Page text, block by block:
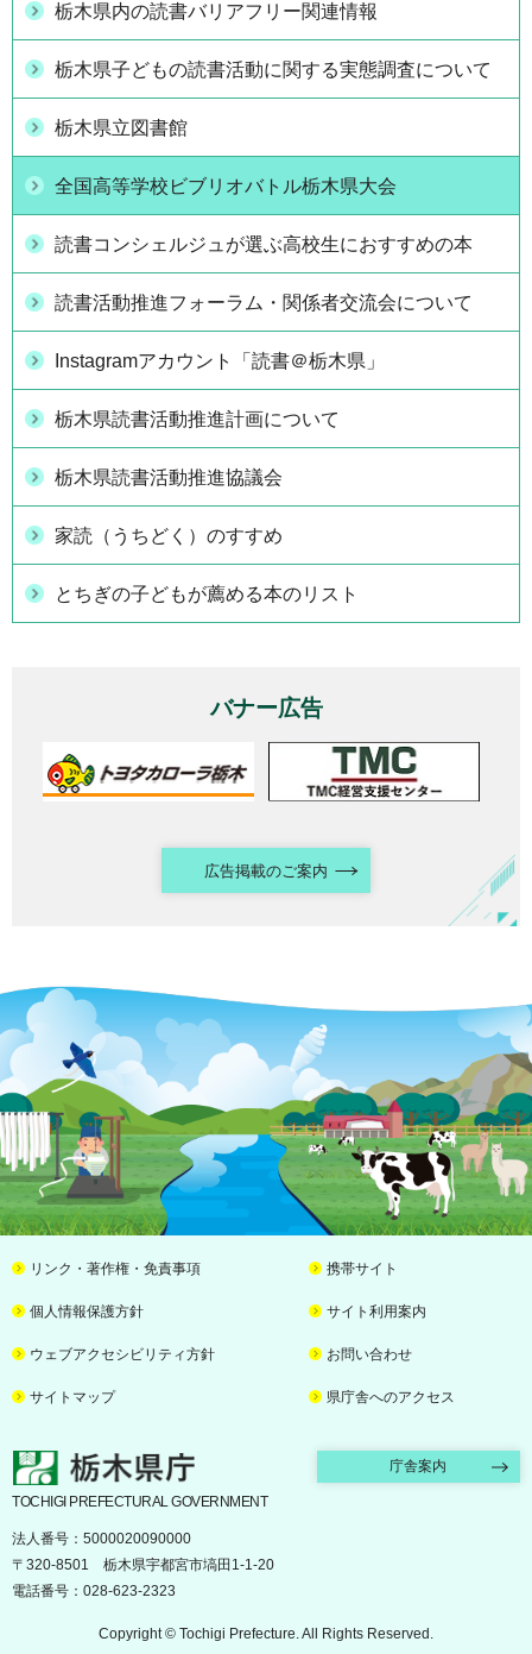
栃木県内の読書バリアフリー関連情報
栃木県子どもの読書活動に関する実態調査について
栃木県立図書館
全国高等学校ビブリオバトル栃木県大会
読書コンシェルジュが選ぶ高校生におすすめの本
読書活動推進フォーラム・関係者交流会について
Instagramアカウント「読書＠栃木県」
栃木県読書活動推進計画について
栃木県読書活動推進協議会
家読（うちどく）のすすめ
とちぎの子どもが薦める本のリスト
バナー広告
広告掲載のご案内
リンク・著作権・免責事項 携帯サイト
個人情報保護方針 サイト利用案内
ウェブアクセシビリティ方針 お問い合わせ
サイトマップ 県庁舎へのアクセス
栃木県庁 庁舎案内
TOCHIGI PREFECTURAL GOVERNMENT
法人番号：5000020090000
〒320-8501 栃木県宇都宮市塙田1-1-20
電話番号：028-623-2323
Copyright © Tochigi Prefecture. All Rights Reserved.